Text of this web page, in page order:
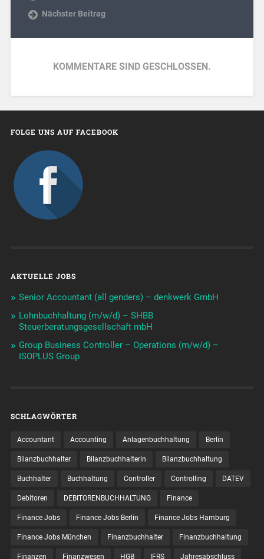
Nächster Beitrag
KOMMENTARE SIND GESCHLOSSEN.
FOLGE UNS AUF FACEBOOK
AKTUELLE JOBS
Senior Accountant (all genders) – denkwerk GmbH
Lohnbuchhaltung (m/w/d) – SHBB
Steuerberatungsgesellschaft mbH
Group Business Controller – Operations (m/w/d) –
ISOPLUS Group
SCHLAGWÖRTER
Accountant Accounting Anlagenbuchhaltung Berlin
Bilanzbuchhalter Bilanzbuchhalterin Bilanzbuchhaltung
Buchhalter Buchhaltung Controller Controlling DATEV
Debitoren DEBITORENBUCHHALTUNG Finance
Finance Jobs Finance Jobs Berlin Finance Jobs Hamburg
Finance Jobs München Finanzbuchhalter Finanzbuchhaltung
Finanzen Finanzwesen HGB IFRS Jahresabschluss